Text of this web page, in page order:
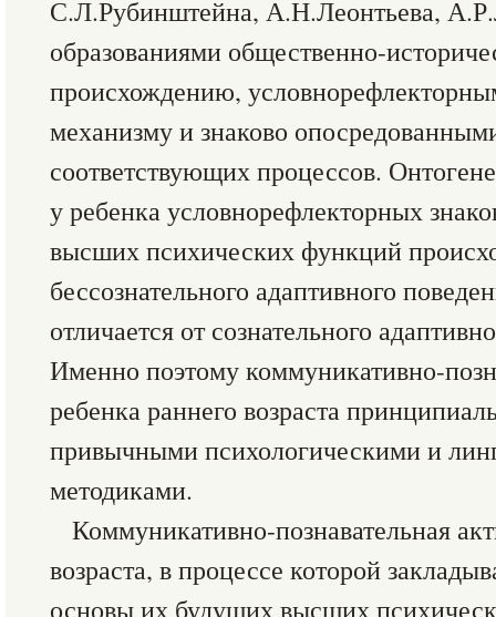
С.Л.Рубинштейна, А.Н.Леонтьева,
образованиями общественно-
происхождению,
механизму и знаково
соответствующих процессов.
у ребенка условнорефлекторных
высших психических функций
бессознательного адаптивного
отличается от сознательного
Именно поэтому коммуникативно-
ребенка раннего возраста
привычными психологическими и
методиками.
Коммуникативно-познавательная
возраста, в процессе которой
основы их будущих высших